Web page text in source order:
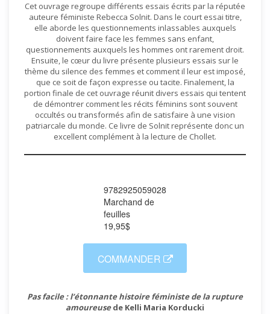
Cet ouvrage regroupe différents essais écrits par la réputée
auteure féministe Rebecca Solnit. Dans le court essai titre,
elle aborde les questionnements inlassables auxquels
doivent faire face les femmes sans enfant,
questionnements auxquels les hommes ont rarement droit.
Ensuite, le cœur du livre présente plusieurs essais sur le
thème du silence des femmes et comment il leur est imposé,
que ce soit de façon expresse ou tacite. Finalement, la
portion finale de cet ouvrage réunit divers essais qui tentent
de démontrer comment les récits féminins sont souvent
occultés ou transformés afin de satisfaire à une vision
patriarcale du monde. Ce livre de Solnit représente donc un
excellent complément à la lecture de Chollet.
9782925059028
Marchand de
feuilles
19,95$
COMMANDER
Pas facile : l’étonnante histoire féministe de la rupture
amoureusede Kelli Maria Korducki